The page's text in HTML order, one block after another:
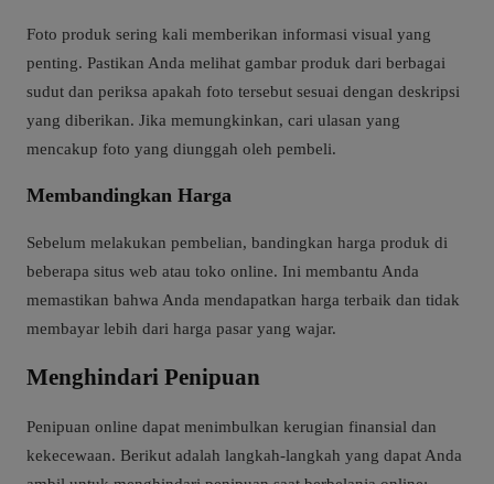
Foto produk sering kali memberikan informasi visual yang
penting. Pastikan Anda melihat gambar produk dari berbagai
sudut dan periksa apakah foto tersebut sesuai dengan deskripsi
yang diberikan. Jika memungkinkan, cari ulasan yang
mencakup foto yang diunggah oleh pembeli.
Membandingkan Harga
Sebelum melakukan pembelian, bandingkan harga produk di
beberapa situs web atau toko online. Ini membantu Anda
memastikan bahwa Anda mendapatkan harga terbaik dan tidak
membayar lebih dari harga pasar yang wajar.
Menghindari Penipuan
Penipuan online dapat menimbulkan kerugian finansial dan
kekecewaan. Berikut adalah langkah-langkah yang dapat Anda